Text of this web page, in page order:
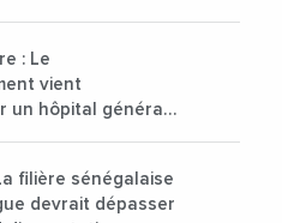
: Le
vient
un hôpital général
filière sénégalaise
devrait dépasser